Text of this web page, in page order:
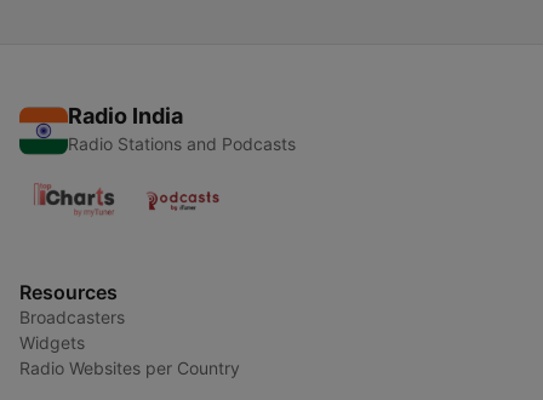
Radio India
Radio Stations and Podcasts
Resources
Broadcasters
Widgets
Radio Websites per Country